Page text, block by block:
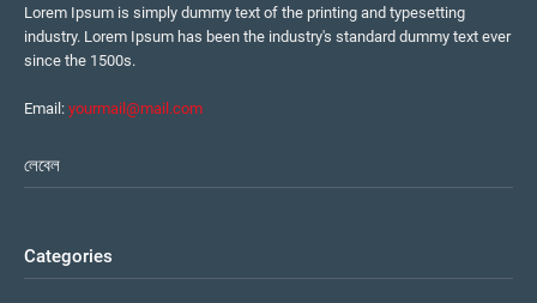
Lorem Ipsum is simply dummy text of the printing and typesetting
industry. Lorem Ipsum has been the industry's standard dummy text ever
since the 1500s.
Email: yourmail@mail.com
লেবেল
Categories